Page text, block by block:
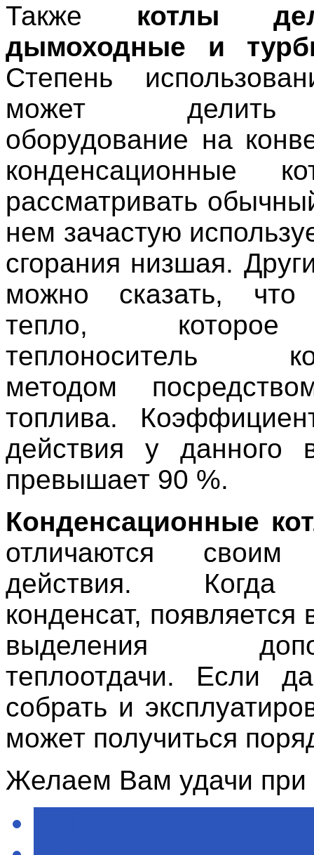
Также котлы
дымоходные и
Степень
может делить
оборудование на
конденсационные
рассматривать
нем зачастую
сгорания низшая.
можно сказать, что
тепло, которое
теплоноситель
методом
топлива.
действия у данного
превышает 90 %.
Конденсационные
отличаются своим
действия. Когда
конденсат, появляется
выделения
теплоотдачи. Если
собрать и
может получиться
Желаем Вам удачи при